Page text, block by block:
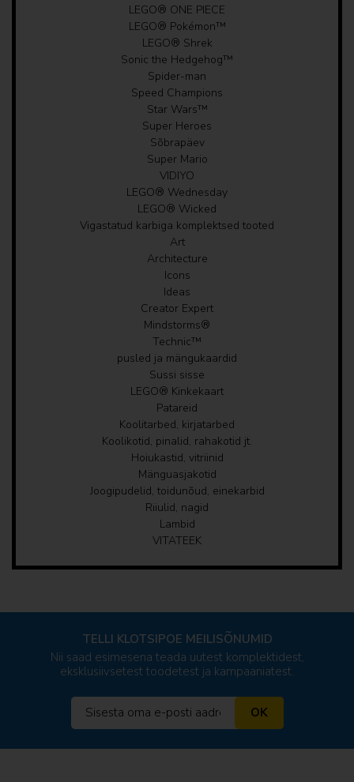
LEGO® ONE PIECE
LEGO® Pokémon™
LEGO® Shrek
Sonic the Hedgehog™
Spider-man
Speed Champions
Star Wars™
Super Heroes
Sõbrapäev
Super Mario
VIDIYO
LEGO® Wednesday
LEGO® Wicked
Vigastatud karbiga komplektsed tooted
Art
Architecture
Icons
Ideas
Creator Expert
Mindstorms®
Technic™
pusled ja mängukaardid
Sussi sisse
LEGO® Kinkekaart
Patareid
Koolitarbed, kirjatarbed
Koolikotid, pinalid, rahakotid jt.
Hoiukastid, vitriinid
Mänguasjakotid
Joogipudelid, toidunõud, einekarbid
Riiulid, nagid
Lambid
VITATEEK
TELLI KLOTSIPOE MEILISÕNUMID
Nii saad esimesena teada uutest komplektidest,
eksklusiivsetest toodetest ja kampaaniatest.
OK
pusled ja mängukaardid
Koolitarbed, kirjatarbed
Koolikotid, pinalid, rahakotid jt.
Joogipudelid, toidunõud, einekarbid